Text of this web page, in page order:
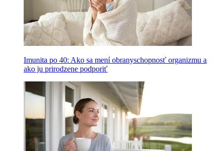
Imunita po 40: Ako sa mení obranyschopnosť organizmu a
ako ju prirodzene podporiť